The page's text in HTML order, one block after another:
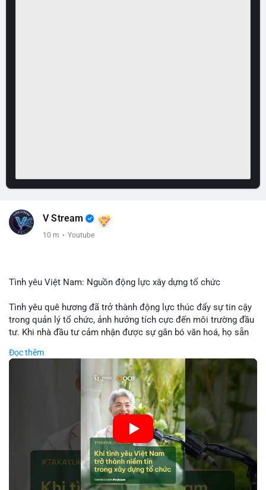
V Stream
10 m · Youtube
Tình yêu Việt Nam: Nguồn động lực xây dựng tổ chức
Tình yêu quê hương đã trở thành động lực thúc đẩy sự tin cậy
trong quản lý tổ chức, ảnh hưởng tích cực đến môi trường đầu
tư. Khi nhà đầu tư cảm nhận được sự gắn bó văn hoá, họ sẵn
các công ty blockchain và tiền mã hoá. Sự tăng cường niềm
tin này giúp giảm rủi ro thị trường, cải thiện chi phí vốn và thúc
đẩy sự phát triển bền vững của ngành công nghệ tài chính. Các
nhà quản lý cần khai thác tinh thần này để xây dựng chiến lược
phát triển bền vững và thu hút vốn đầu tư.
🎥 Xem video trực tiếp tại:
Nguồn: VIETSUCCESS
Đọc thêm